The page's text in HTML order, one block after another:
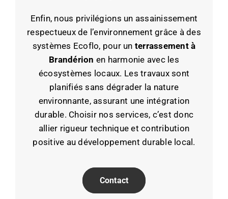
Enfin, nous privilégions un assainissement
respectueux de l’environnement grâce à des
systèmes Ecoflo, pour un terrassement à
Brandérion en harmonie avec les
écosystèmes locaux. Les travaux sont
planifiés sans dégrader la nature
environnante, assurant une intégration
durable. Choisir nos services, c’est donc
allier rigueur technique et contribution
positive au développement durable local.
Contact